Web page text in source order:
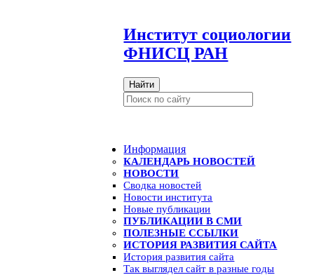
Институт социологии
ФНИСЦ РАН
Найти
Информация
КАЛЕНДАРЬ НОВОСТЕЙ
НОВОСТИ
Сводка новостей
Новости института
Новые публикации
ПУБЛИКАЦИИ В СМИ
ПОЛЕЗНЫЕ ССЫЛКИ
ИСТОРИЯ РАЗВИТИЯ САЙТА
История развития сайта
Так выглядел сайт в разные годы